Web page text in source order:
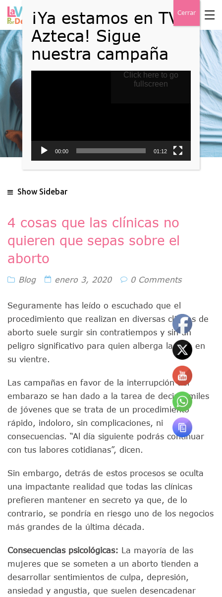
Show Sidebar
4 cosas que las clínicas no
quieren que sepas sobre el
aborto
Blog enero 3, 2020 0 Comments
Seguramente has leído o escuchado que el
procedimiento que realizan en diversas clínicas de
aborto suele surgir sin contratiempos y sin un
peligro significativo para quien alberga la vida en
su vientre.
Las campañas en favor de la interrupción del
embarazo se han dado a la tarea de decir a miles
de jóvenes que se trata de un procedimiento
rápido, indoloro, sin complicaciones, ni
consecuencias. “Al día siguiente podrás continuar
con tus labores cotidianas”, dicen.
Sin embargo, detrás de estos procesos se oculta
una impactante realidad que todas las clínicas
prefieren mantener en secreto ya que, de lo
contrario, se pondría en riesgo uno de los negocios
más grandes de la última década.
Consecuencias psicológicas: La mayoría de las
mujeres que se someten a un aborto tienden a
desarrollar sentimientos de culpa, depresión,
ansiedad y angustia, que suelen desencadenar
00:00 01:12
Click here to go
fullscreen